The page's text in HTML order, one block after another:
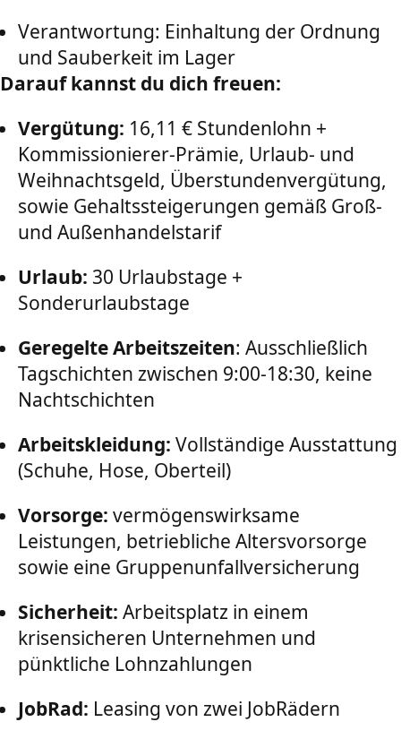
Verantwortung: Einhaltung der Ordnung
und Sauberkeit im Lager
Darauf kannst du dich freuen:
Vergütung: 16,11 € Stundenlohn +
Kommissionierer-Prämie, Urlaub- und
Weihnachtsgeld, Überstundenvergütung,
sowie Gehaltssteigerungen gemäß Groß-
und Außenhandelstarif
Urlaub: 30 Urlaubstage +
Sonderurlaubstage
Geregelte Arbeitszeiten: Ausschließlich
Tagschichten zwischen 9:00-18:30, keine
Nachtschichten
Arbeitskleidung: Vollständige Ausstattung
(Schuhe, Hose, Oberteil)
Vorsorge: vermögenswirksame
Leistungen, betriebliche Altersvorsorge
sowie eine Gruppenunfallversicherung
Sicherheit: Arbeitsplatz in einem
krisensicheren Unternehmen und
pünktliche Lohnzahlungen
JobRad: Leasing von zwei JobRädern